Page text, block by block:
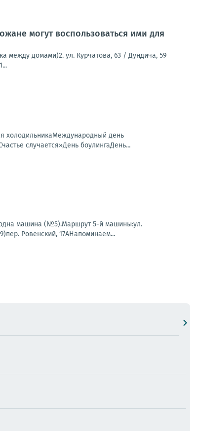
могут воспользоваться ими для
между домами)2. ул. Курчатова, 63 / Дундича, 59
холодильникаМеждународный день
случается»День боулингаДень...
одна машина (№5).Маршрут 5-й машины:ул.
Ровенский, 17АНапоминаем...